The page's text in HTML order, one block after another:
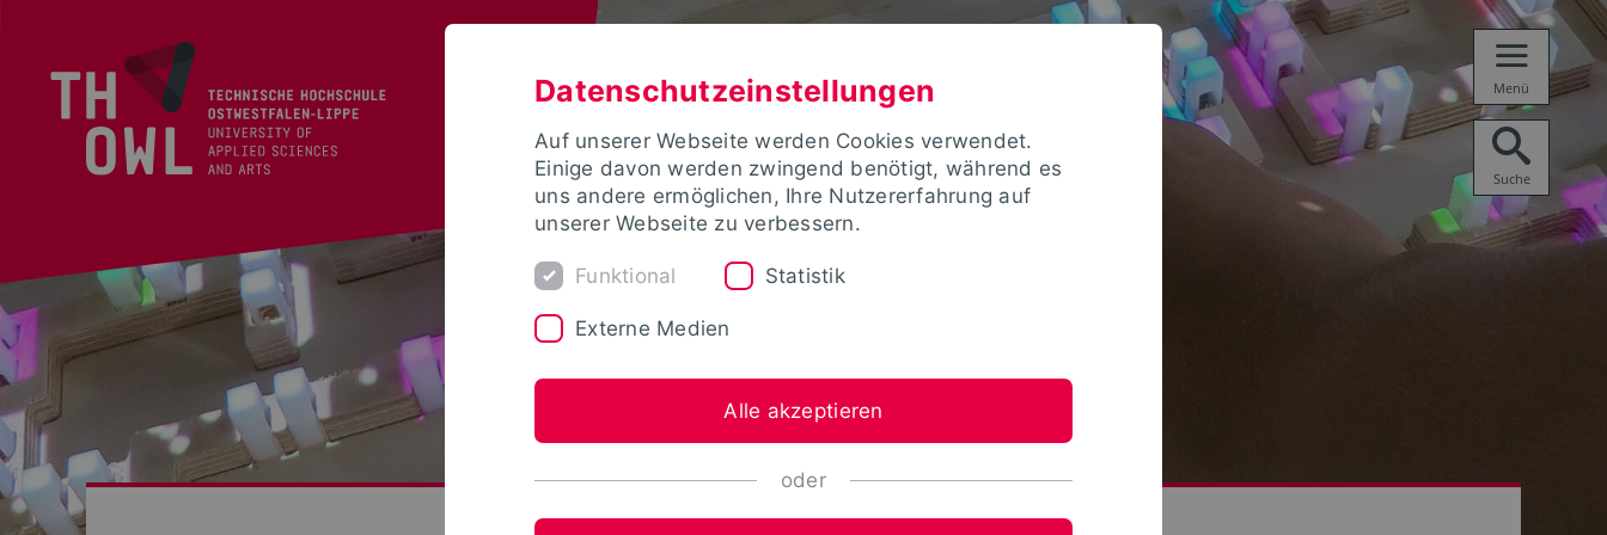
Menü
Suche
Datenschutzeinstellungen
Auf unserer Webseite werden Cookies verwendet.
Einige davon werden zwingend benötigt, während es
uns andere ermöglichen, Ihre Nutzererfahrung auf
unserer Webseite zu verbessern.
Funktional Statistik
Externe Medien
Alle akzeptieren
oder